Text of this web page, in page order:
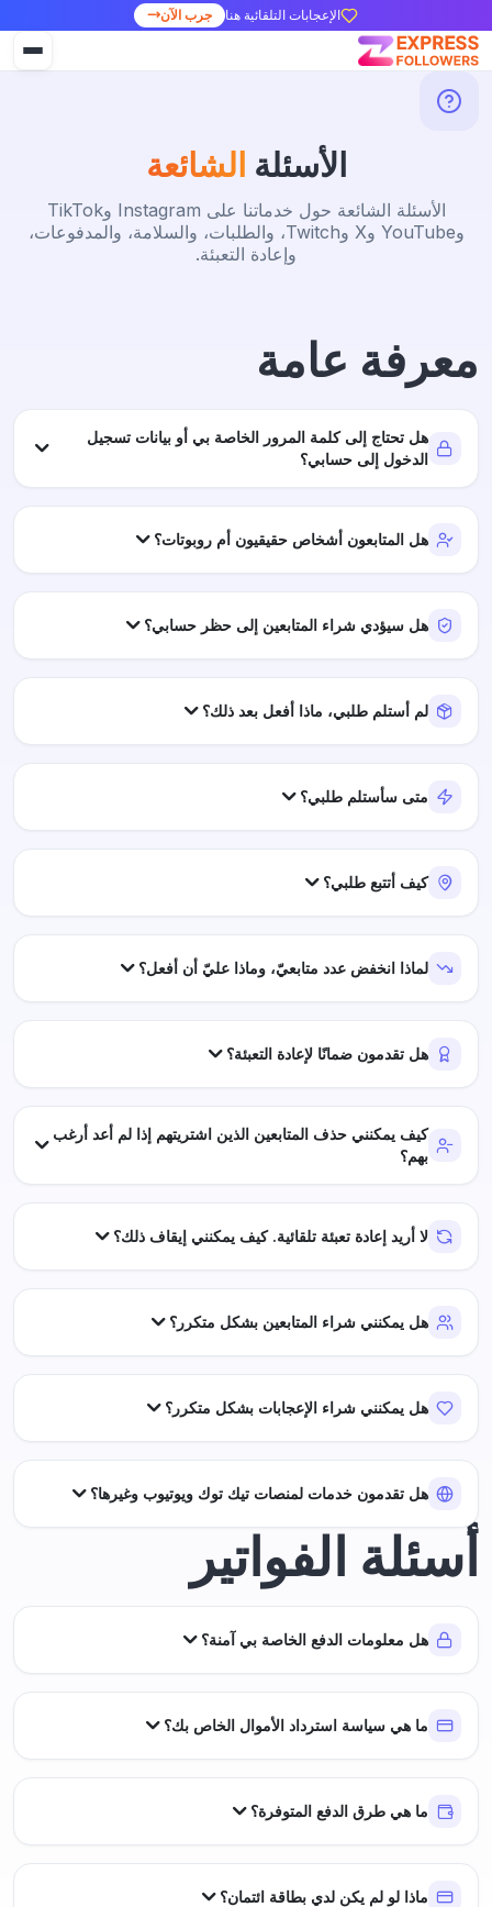
الإعجابات التلقائية هنا جرب الآن
الأسئلة الشائعة
الأسئلة الشائعة حول خدماتنا على Instagram وTikTok
وYouTube وX وTwitch، والطلبات، والسلامة، والمدفوعات،
وإعادة التعبئة.
معرفة عامة
هل تحتاج إلى كلمة المرور الخاصة بي أو بيانات تسجيل
الدخول إلى حسابي؟
هل المتابعون أشخاص حقيقيون أم روبوتات؟
هل سيؤدي شراء المتابعين إلى حظر حسابي؟
لم أستلم طلبي، ماذا أفعل بعد ذلك؟
متى سأستلم طلبي؟
كيف أتتبع طلبي؟
لماذا انخفض عدد متابعيّ، وماذا عليّ أن أفعل؟
هل تقدمون ضمانًا لإعادة التعبئة؟
كيف يمكنني حذف المتابعين الذين اشتريتهم إذا لم أعد أرغب
بهم؟
لا أريد إعادة تعبئة تلقائية. كيف يمكنني إيقاف ذلك؟
هل يمكنني شراء المتابعين بشكل متكرر؟
هل يمكنني شراء الإعجابات بشكل متكرر؟
هل تقدمون خدمات لمنصات تيك توك ويوتيوب وغيرها؟
أسئلة الفواتير
هل معلومات الدفع الخاصة بي آمنة؟
ما هي سياسة استرداد الأموال الخاص بك؟
ما هي طرق الدفع المتوفرة؟
ماذا لو لم يكن لدي بطاقة ائتمان؟